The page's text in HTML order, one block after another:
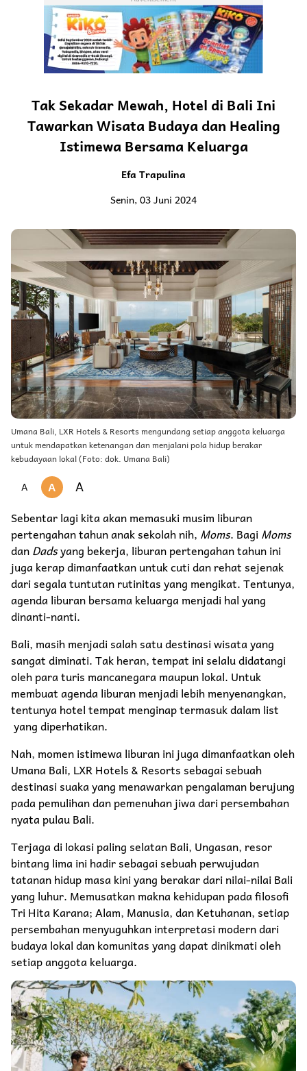
Tak Sekadar Mewah, Hotel di Bali Ini
Tawarkan Wisata Budaya dan Healing
Istimewa Bersama Keluarga
Efa Trapulina
Senin, 03 Juni 2024
Umana Bali, LXR Hotels & Resorts mengundang setiap anggota keluarga
untuk mendapatkan ketenangan dan menjalani pola hidup berakar
kebudayaan lokal (Foto: dok. Umana Bali)
A A A
Sebentar lagi kita akan memasuki musim liburan
pertengahan tahun anak sekolah nih, Moms. Bagi Moms
danDadsyang bekerja, liburan pertengahan tahun ini
juga kerap dimanfaatkan untuk cuti dan rehat sejenak
dari segala tuntutan rutinitas yang mengikat. Tentunya,
agenda liburan bersama keluarga menjadi hal yang
dinanti-nanti.
Bali, masih menjadi salah satu destinasi wisata yang
sangat diminati. Tak heran, tempat ini selalu didatangi
oleh para turis mancanegara maupun lokal. Untuk
membuat agenda liburan menjadi lebih menyenangkan,
tentunya hotel tempat menginap termasuk dalam list
yang diperhatikan.
Nah, momen istimewa liburan ini juga dimanfaatkan oleh
Umana Bali, LXR Hotels & Resorts sebagai sebuah
destinasi suaka yang menawarkan pengalaman berujung
pada pemulihan dan pemenuhan jiwa dari persembahan
nyata pulau Bali.
Terjaga di lokasi paling selatan Bali, Ungasan, resor
bintang lima ini hadir sebagai sebuah perwujudan
tatanan hidup masa kini yang berakar dari nilai-nilai Bali
yang luhur. Memusatkan makna kehidupan pada filosofi
Tri Hita Karana; Alam, Manusia, dan Ketuhanan, setiap
persembahan menyuguhkan interpretasi modern dari
budaya lokal dan komunitas yang dapat dinikmati oleh
setiap anggota keluarga.